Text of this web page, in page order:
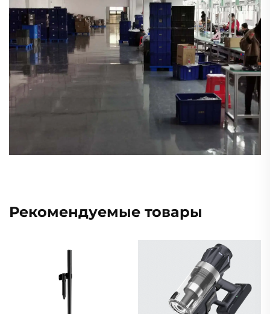
Рекомендуемые товары